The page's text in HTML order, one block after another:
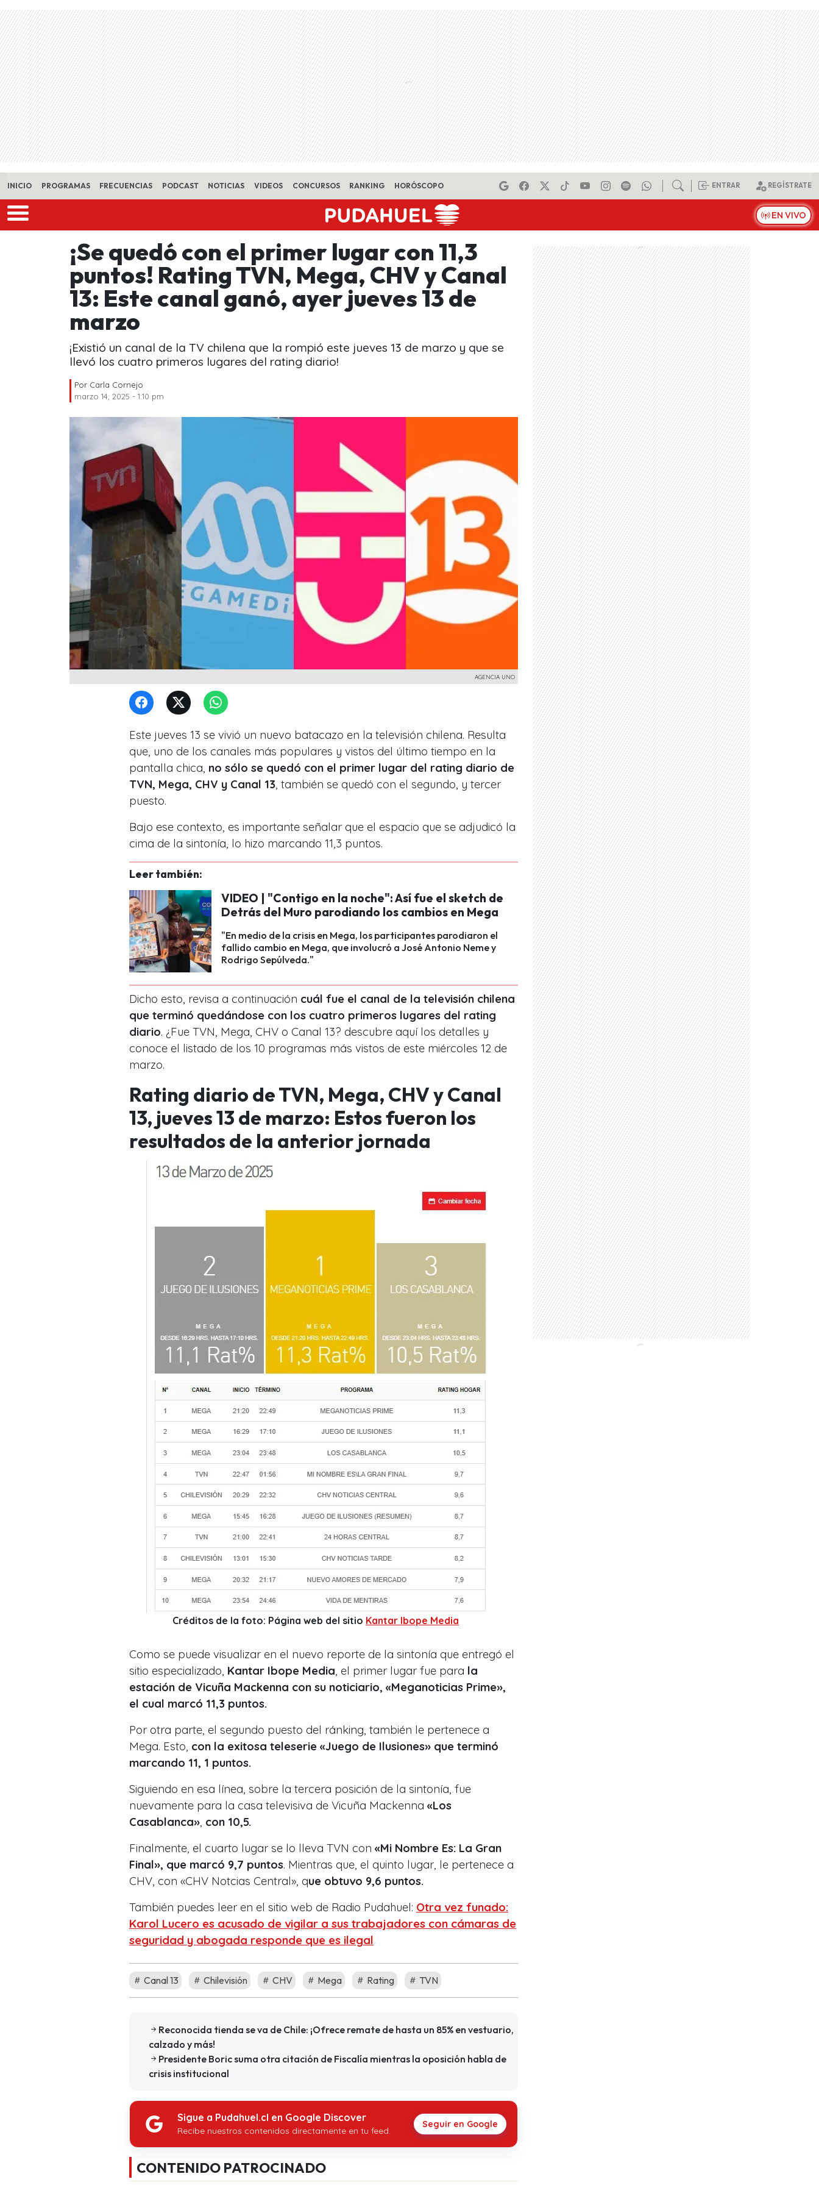
Skip to main content
INICIO PROGRAMAS FRECUENCIAS PODCAST NOTICIAS VIDEOS CONCURSOS RANKING HORÓSCOPO ENTRAR REGÍSTRATE
EN VIVO
¡Se quedó con el primer lugar con 11,3
puntos! Rating TVN, Mega, CHV y Canal
13: Este canal ganó, ayer jueves 13 de
marzo
¡Existió un canal de la TV chilena que la rompió este jueves 13 de marzo y que se
llevó los cuatro primeros lugares del rating diario!
Por Carla Cornejo
marzo 14, 2025 - 1:10 pm
AGENCIA UNO
Este jueves 13 se vivió un nuevo batacazo en la televisión chilena. Resulta
que, uno de los canales más populares y vistos del último tiempo en la
pantalla chica, no sólo se quedó con el primer lugar del rating diario de
TVN, Mega, CHV y Canal 13 , también se quedó con el segundo, y tercer
puesto.
Bajo ese contexto, es importante señalar que el espacio que se adjudicó la
cima de la sintonía, lo hizo marcando 11,3 puntos.
Leer también:
VIDEO | "Contigo en la noche": Así fue el sketch de
Detrás del Muro parodiando los cambios en Mega
"En medio de la crisis en Mega, los participantes parodiaron el
fallido cambio en Mega, que involucró a José Antonio Neme y
Rodrigo Sepúlveda."
Dicho esto, revisa a continuación cuál fue el canal de la televisión chilena
que terminó quedándose con los cuatro primeros lugares del rating
diario. ¿Fue TVN, Mega, CHV o Canal 13? descubre aquí los detalles y
conoce el listado de los 10 programas más vistos de este miércoles 12 de
marzo.
Rating diario de TVN, Mega, CHV y Canal
13, jueves 13 de marzo: Estos fueron los
resultados de la anterior jornada
Créditos de la foto: Página web del sitio Kantar Ibope Media
Como se puede visualizar en el nuevo reporte de la sintonía que entregó el
sitio especializado, Kantar Ibope Media , el primer lugar fue para la
estación de Vicuña Mackenna con su noticiario, «Meganoticias Prime»,
el cual marcó 11,3 puntos.
Por otra parte, el segundo puesto del ránking, también le pertenece a
Mega. Esto, con la exitosa teleserie «Juego de Ilusiones» que terminó
marcando 11, 1 puntos.
Siguiendo en esa línea, sobre la tercera posición de la sintonía, fue
nuevamente para la casa televisiva de Vicuña Mackenna «Los
Casablanca» con 10,5.
Finalmente, el cuarto lugar se lo lleva TVN con «Mi Nombre Es: La Gran
Final», que marcó 9,7 puntos. Mientras que, el quinto lugar, le pertenece a
CHV, con «CHV Notcias Central», que obtuvo 9,6 puntos.
También puedes leer en el sitio web de Radio Pudahuel: Otra vez funado:
Karol Lucero es acusado de vigilar a sus trabajadores con cámaras de
seguridad y abogada responde que es ilegal
Canal 13 Chilevisión CHV Mega Rating TVN
Reconocida tienda se va de Chile: ¡Ofrece remate de hasta un 85% en vestuario,
calzado y más!
Presidente Boric suma otra citación de Fiscalía mientras la oposición habla de
crisis institucional
Sigue a Pudahuel.cl en Google Discover
Recibe nuestros contenidos directamente en tu feed.
Seguir en Google
CONTENIDO PATROCINADO